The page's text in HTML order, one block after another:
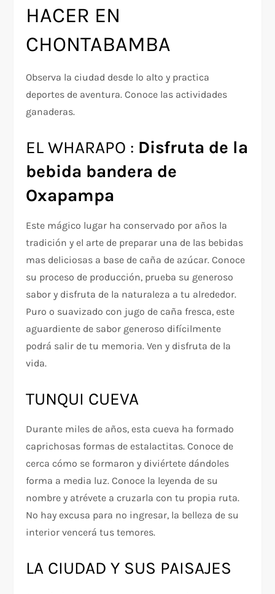
HACER EN
CHONTABAMBA
Observa la ciudad desde lo alto y practica
deportes de aventura. Conoce las actividades
ganaderas.
EL WHARAPO : Disfruta de la
bebida bandera de
Oxapampa
Este mágico lugar ha conservado por años la
tradición y el arte de preparar una de las bebidas
mas deliciosas a base de caña de azúcar. Conoce
su proceso de producción, prueba su generoso
sabor y disfruta de la naturaleza a tu alrededor.
Puro o suavizado con jugo de caña fresca, este
aguardiente de sabor generoso difícilmente
podrá salir de tu memoria. Ven y disfruta de la
vida.
TUNQUI CUEVA
Durante miles de años, esta cueva ha formado
caprichosas formas de estalactitas. Conoce de
cerca cómo se formaron y diviértete dándoles
forma a media luz. Conoce la leyenda de su
nombre y atrévete a cruzarla con tu propia ruta.
No hay excusa para no ingresar, la belleza de su
interior vencerá tus temores.
LA CIUDAD Y SUS PAISAJES